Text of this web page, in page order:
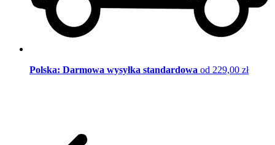
Polska: Darmowa wysyłka standardowa od 229,00 zł